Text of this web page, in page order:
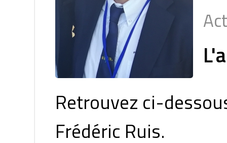
Retrouvez ci-
Frédéric Ruis.